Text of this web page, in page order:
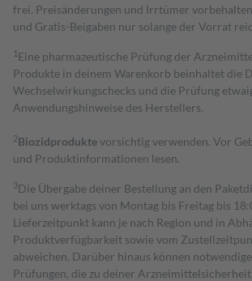
frei. Preisänderungen und Irrtümer
und Gratis-Beigaben nur solange der Vorrat
1 Eine pharmazeutische Prüfung der
Produkte in deinem Warenkorb beinhaltet die
Wechselwirkungschecks und die Prüfung
Anwendungshinweise des Herstellers.
2Biozidproduktevorsichtig verwenden. Vor
und Produktinformationen lesen.
3Die Übergabe deiner Bestellung an den
bei uns werktags von Montag bis Freitag bis
Lieferzeitpunkt kann je nach Region und in
Produktverfügbarkeit sowie vom
abweichen. Darüber hinaus können
Prüfungen, die zu deiner